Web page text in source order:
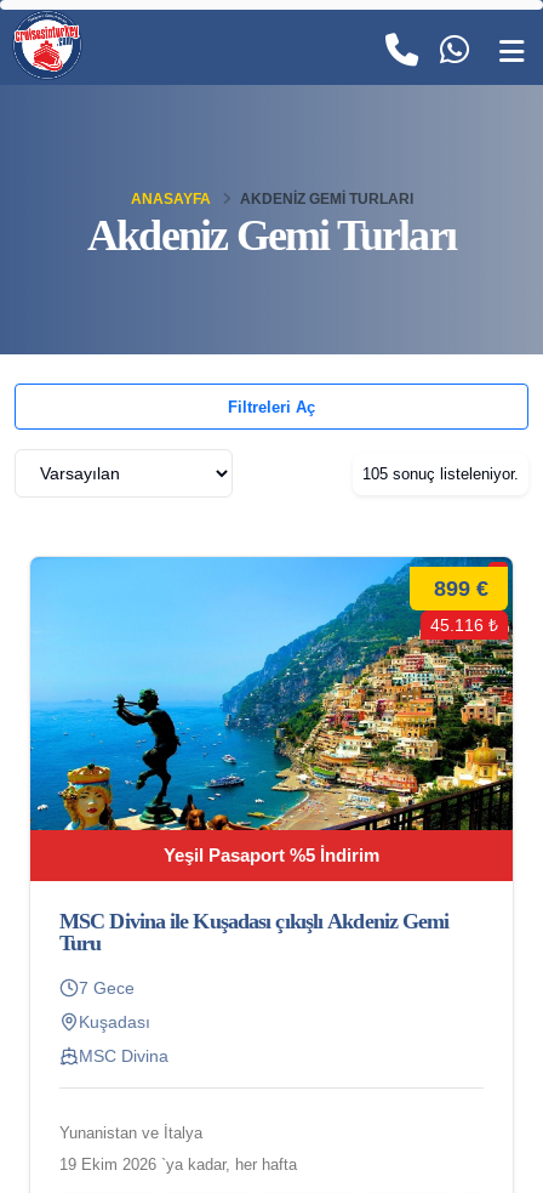
Akdeniz Gemi Turları
ANASAYFA AKDENIZ GEMI TURLARI
Filtreleri Aç
105 sonuç listeleniyor.
Yeşil Pasaport %5 İndirim
899 €
45.116 ₺
MSC Divina ile Kuşadası çıkışlı Akdeniz Gemi
Turu
7 Gece
Kuşadası
MSC Divina
Yunanistan ve İtalya
19 Ekim 2026 `ya kadar, her hafta